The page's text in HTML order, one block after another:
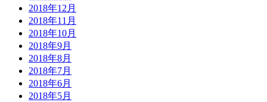
2018年12月
2018年11月
2018年10月
2018年9月
2018年8月
2018年7月
2018年6月
2018年5月